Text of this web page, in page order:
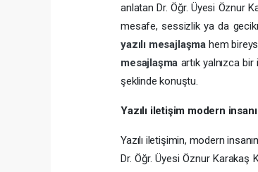
anlatan Dr. Öğr. Üyesi Öznur
mesafe, sessizlik ya da
yazılı mesajlaşma hem
mesajlaşma artık yalnızca
şeklinde konuştu.
Yazılı iletişim modern
Yazılı iletişimin, modern
Dr. Öğr. Üyesi Öznur Karakaş